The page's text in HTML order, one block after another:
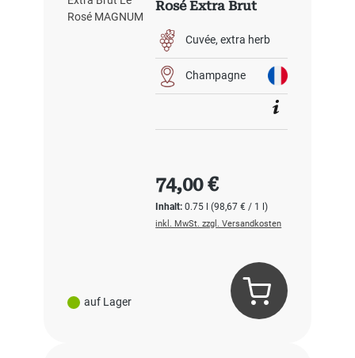
auf Lager
Rosé Extra Brut
Cuvée extra herb
Champagne
Inhalt:0.75 l(98,67 € / 1 l)
Regulärer Preis:
74,00 €
inkl. MwSt. zzgl. Versandkosten